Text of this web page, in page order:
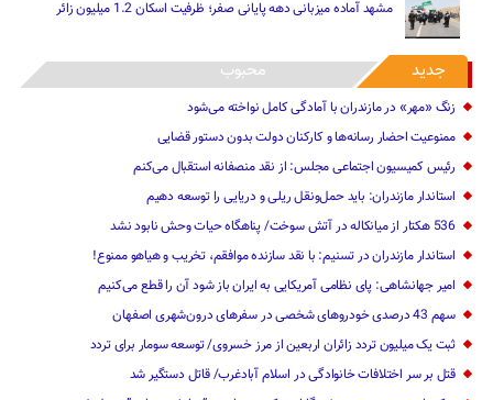
مشهد آماده میزبانی دهه پایانی صفر؛ ظرفیت اسکان 1.2 میلیون زائر
جدید محبوب
زنگ «مهر» در مازندران با آمادگی کامل نواخته می‌شود
ممنوعیت احضار رسانه‌ها و کارکنان دولت بدون دستور قضایی
رئیس کمیسیون اجتماعی مجلس: از نقد منصفانه استقبال می‌کنم
استاندار مازندران: باید حمل‌ونقل ریلی و دریایی را توسعه دهیم
536 هکتار از میانکاله در آتش سوخت/ پناهگاه حیات وحش نابود نشد
استاندار مازندران در تسنیم: با نقد سازنده موافقم، تخریب و هیاهو ممنوع!
امیر جهانشاهی: پای نظامی آمریکایی به ایران باز شود آن را قطع می‌کنیم
سهم 43 درصدی خودروهای شخصی در سفرهای درون‌شهری اصفهان
ثبت یک میلیون تردد زائران اربعین از مرز خسروی/ توسعه سومار برای تردد
قتل بر سر اختلافات خانوادگی در اسلام آبادغرب/ قاتل دستگیر شد